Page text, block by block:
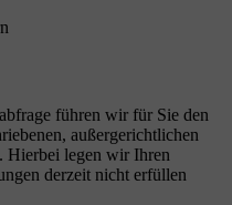
führen wir für Sie den
außergerichtlichen
Hierbei legen wir Ihren
derzeit nicht erfüllen